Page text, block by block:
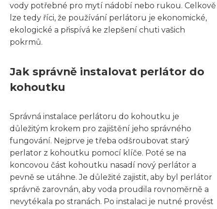
vody potřebné pro mytí nádobí nebo rukou. Celkově
lze tedy říci, že používání perlátoru je ekonomické,
ekologické a přispívá ke zlepšení chuti vašich
pokrmů.
Jak správně instalovat perlátor do
kohoutku
Správná instalace perlátoru do kohoutku je
důležitým krokem pro zajištění jeho správného
fungování. Nejprve je třeba odšroubovat starý
perlator z kohoutku pomocí klíče. Poté se na
koncovou část kohoutku nasadí nový perlátor a
pevně se utáhne. Je důležité zajistit, aby byl perlátor
správně zarovnán, aby voda proudila rovnoměrně a
nevytékala po stranách. Po instalaci je nutné provést